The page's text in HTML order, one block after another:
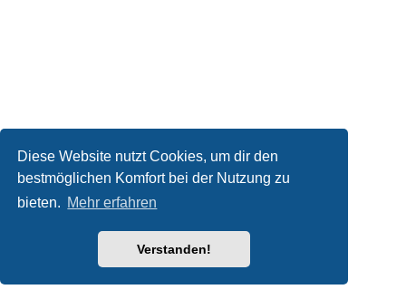
Diese Website nutzt Cookies, um dir den
bestmöglichen Komfort bei der Nutzung zu
bieten. Mehr erfahren
Verstanden!